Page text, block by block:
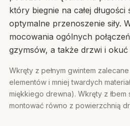
który biegnie na całej
optymalne przenoszenie siły.
mocowania ogólnych
gzymsów, a także drzwi i
Wkręty z pełnym gwintem
elementów i mniej twardych
miękkiego drewna). Wkręty z łbem
montować równo z powierzchnią